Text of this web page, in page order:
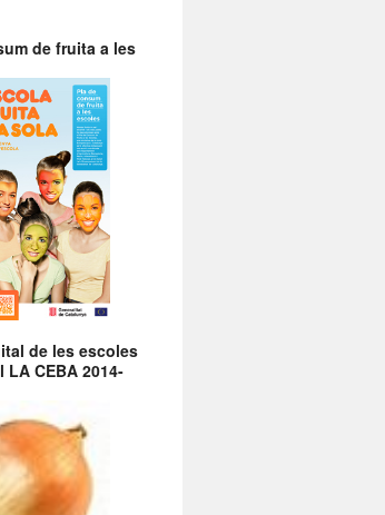
de fruita a les
de les escoles
LA CEBA 2014-